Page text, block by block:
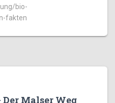
bio-
fakten
Malser Weg